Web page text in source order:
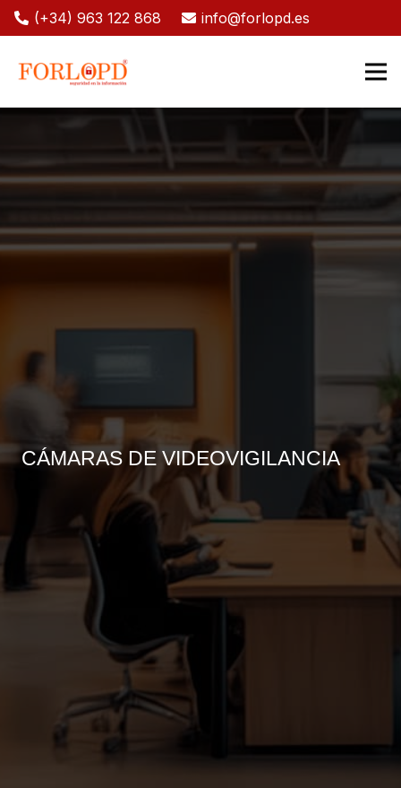
(+34) 963 122 868 info@forlopd.es
CÁMARAS DE VIDEOVIGILANCIA